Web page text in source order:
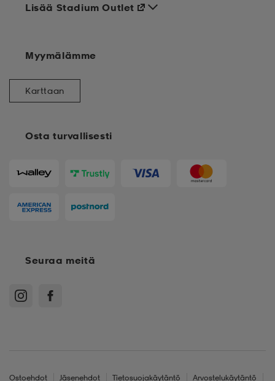
Osta turvallisesti
Lisää Stadium Outlet
Myymälämme
Karttaan
Seuraa meitä
Ostoehdot Jäsenehdot Tietosuojakäytäntö Arvostelukäytäntö